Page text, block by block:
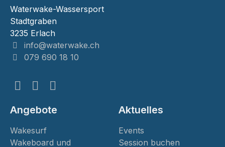
Waterwake-Wassersport
Stadtgraben
3235 Erlach
info@waterwake.ch
079 690 18 10
Angebote
Wakesurf
Wakeboard und
Aktuelles
Events
Session buchen